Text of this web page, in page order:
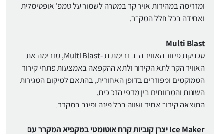
ומזרימה במהירות אויר קר במטרה לשמור על טמפ' אופטימלית
ואחידה בכל חלל המקרר.
Multi Blast
טכניקת פיזור האוויר הרב זרימתית -Multi Blast, מזרימה את
האוויר הקר לתא הקירור ולתא ההקפאה באמצעות פתחי קירור
הממוקמים ומפוזרים בדופן האחורית, בהתאם למיקום המגירות
השונות והמרווחים בין מדפי הזכוכית.
התוצאה קירור אחיד ושווה בכל פינה ופינה במקרר.
Ice Maker יצרן קוביות קרח אוטומטי במקפיא המקרר עם